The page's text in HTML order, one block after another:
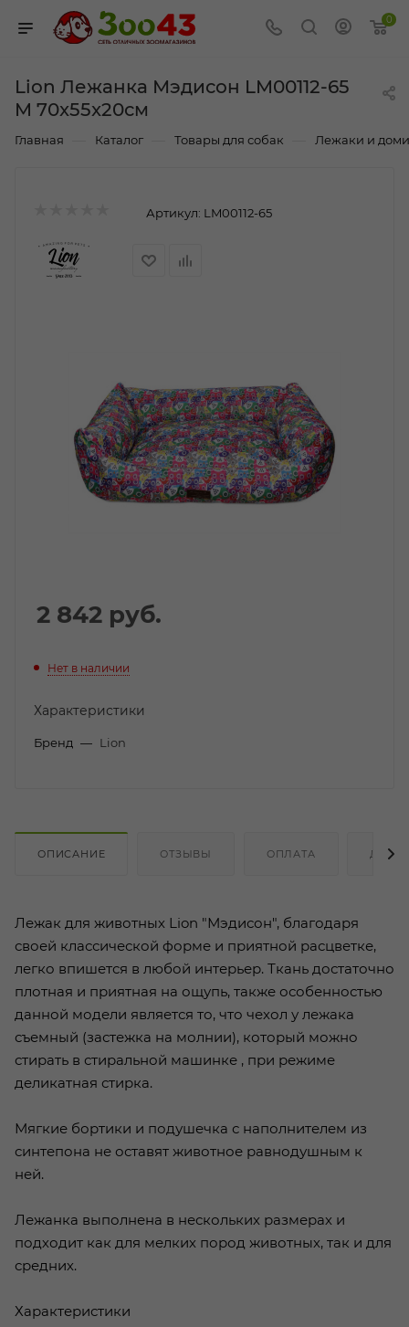
0
Lion Лежанка Мэдисон LM00112-65
M 70x55x20см
Главная Каталог Товары для собак Лежаки и
Артикул: LM00112-65
2 842 руб.
Нет в наличии
Характеристики
Бренд — Lion
ОПИСАНИЕ ОТЗЫВЫ ОПЛАТА
Лежак для животных Lion "Мэдисон", благодаря
своей классической форме и приятной расцветке,
легко впишется в любой интерьер. Ткань достаточно
плотная и приятная на ощупь, также особенностью
данной модели является то, что чехол у лежака
съемный (застежка на молнии), который можно
стирать в стиральной машинке , при режиме
деликатная стирка.
Мягкие бортики и подушечка с наполнителем из
синтепона не оставят животное равнодушным к
ней.
Лежанка выполнена в нескольких размерах и
подходит как для мелких пород животных, так и для
средних.
Характеристики